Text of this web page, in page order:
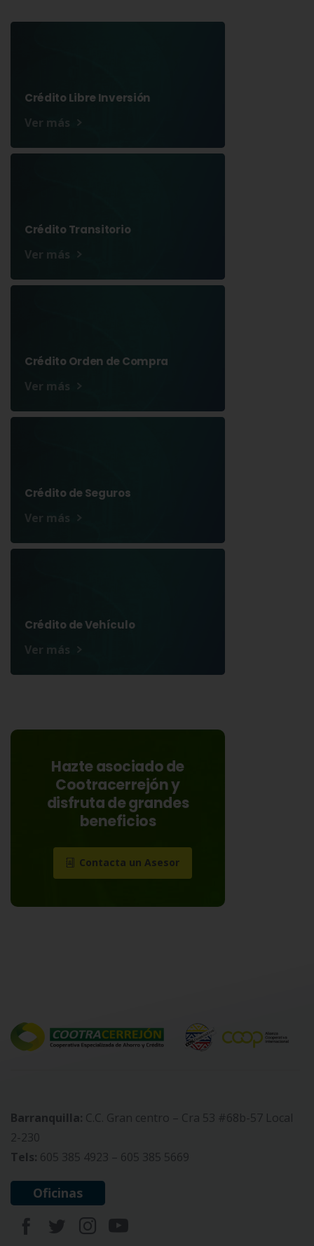
Crédito Libre Inversión
Ver más
Crédito Transitorio
Ver más
Crédito Orden de Compra
Ver más
Crédito de Seguros
Ver más
Crédito de Vehículo
Ver más
Hazte asociado de
Cootracerrejón y
disfruta de grandes
beneficios
Contacta un Asesor
Barranquilla: C.C. Gran centro – Cra 53 #68b-57 Local
2-230
Tels: 605 385 4923 – 605 385 5669
Oficinas